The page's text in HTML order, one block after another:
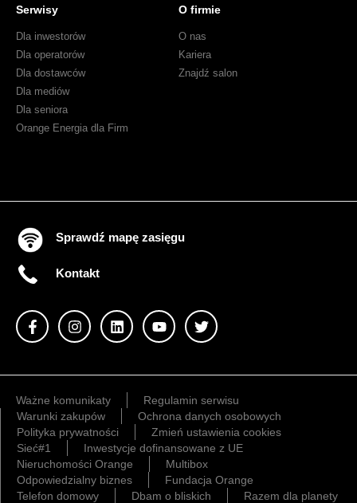
Serwisy
Dla inwestorów
Dla operatorów
Dla dostawców
Dla mediów
Dla seniora
Orange Energia dla Firm
O firmie
O nas
Kariera
Znajdź salon
Sprawdź mapę zasięgu
Kontakt
Ważne komunikaty
Regulamin serwisu
Warunki zakupów
Ochrona danych osobowych
Polityka prywatności
Zmień ustawienia cookies
Sieć#1
Inwestycje dofinansowane z UE
Nieruchomości Orange
Multibox
Odpowiedzialny biznes
Fundacja Orange
Telefon domowy
Dbam o bliskich Razem dla planety